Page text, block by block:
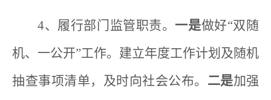
4、履行部门监管职责。 一是做好“双随
机、一公开”工作。建立年度工作计划及随机
抽查事项清单，及时向社会公布。 二是加强